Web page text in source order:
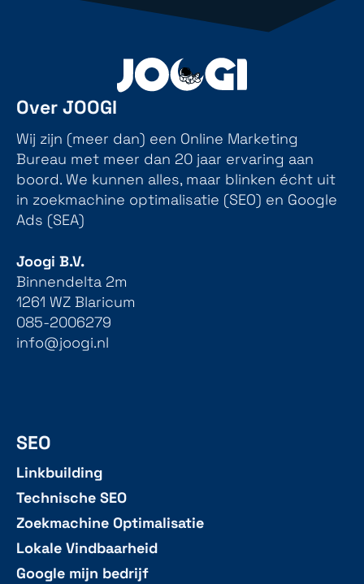
Over JOOGI
Wij zijn (meer dan) een Online Marketing
Bureau met meer dan 20 jaar ervaring aan
boord. We kunnen alles, maar blinken écht uit
in zoekmachine optimalisatie (SEO) en Google
Ads (SEA)
Joogi B.V.
Binnendelta 2m
1261 WZ Blaricum
085-2006279
info@joogi.nl
SEO
Linkbuilding
Technische SEO
Zoekmachine Optimalisatie
Lokale Vindbaarheid
Google mijn bedrijf